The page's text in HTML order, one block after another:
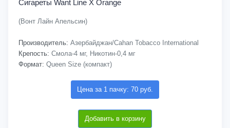
Сигареты Want Line X Orange
(Вонт Лайн Апельсин)
Производитель: Азербайджан/Cahan Tobacco International
Крепость: Смола-4 мг, Никотин-0,4 мг
Формат: Queen Size (компакт)
Цена за 1 пачку: 70 руб.
Добавить в корзину